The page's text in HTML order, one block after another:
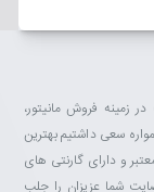
1384 شروع به فعالیت در زمینه فروش مانیتور،
سعی داشتیم بهترین
و دارای گارنتی های
شما عزیزان را جلب